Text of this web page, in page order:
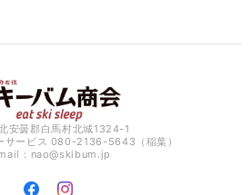
安曇郡白馬村北城1324-1
サービス 080-2136-5643（稲葉）
： nao@skibum.jp